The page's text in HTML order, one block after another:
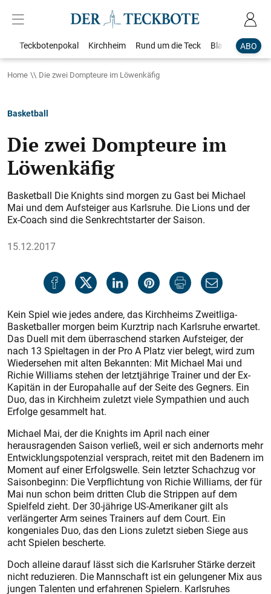
ABO
Teckbotenpokal Kirchheim Rund um die Teck Blaulicht
Home Die zwei Dompteure im Löwenkäfig
Basketball
Die zwei Dompteure im
Löwenkäfig
Basketball Die Knights sind morgen zu Gast bei Michael
Mai und dem Aufsteiger aus Karlsruhe. Die Lions und der
Ex-Coach sind die Senkrechtstarter der Saison.
15.12.2017
Kein Spiel wie jedes andere, das Kirchheims Zweitliga-
Basketballer morgen beim Kurztrip nach Karlsruhe erwartet.
Das Duell mit dem überraschend starken Aufsteiger, der
nach 13 Spieltagen in der Pro A Platz vier belegt, wird zum
Wiedersehen mit alten Bekannten: Mit Michael Mai und
Richie Williams stehen der letztjährige Trainer und der Ex-
Kapitän in der Europahalle auf der Seite des Gegners. Ein
Duo, das in Kirchheim zuletzt viele Sympathien und auch
Erfolge gesammelt hat.
Michael Mai, der die Knights im April nach einer
herausragenden Saison verließ, weil er sich andernorts mehr
Entwicklungspotenzial versprach, reitet mit den Badenern im
Moment auf einer Erfolgswelle. Sein letzter Schachzug vor
Saisonbeginn: Die Verpflichtung von Richie Williams, der für
Mai nun schon beim dritten Club die Strippen auf dem
Spielfeld zieht. Der 30-jährige US-Amerikaner gilt als
verlängerter Arm seines Trainers auf dem Court. Ein
kongeniales Duo, das den Lions zuletzt sieben Siege aus
acht Spielen bescherte.
Doch alleine darauf lässt sich die Karlsruher Stärke derzeit
nicht reduzieren. Die Mannschaft ist ein gelungener Mix aus
jungen Talenten und erfahrenen Spielern. Karlsruhes